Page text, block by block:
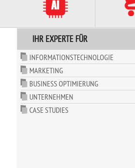
IHR EXPERTE FÜR
INFORMATIONSTECHNOLOGIE
MARKETING
BUSINESS OPTIMIERUNG
UNTERNEHMEN
CASE STUDIES